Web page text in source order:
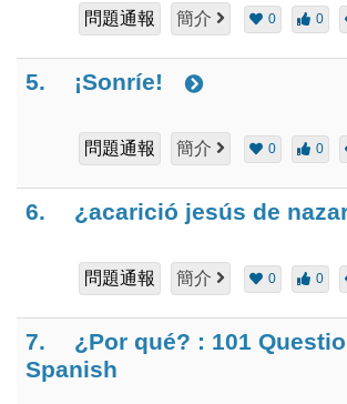
問題通報 簡介 0 0
5. ¡Sonríe!
問題通報 簡介 0 0
6. ¿acarició jesús de
問題通報 簡介 0 0
7.
¿Por qué? : 101
Spanish